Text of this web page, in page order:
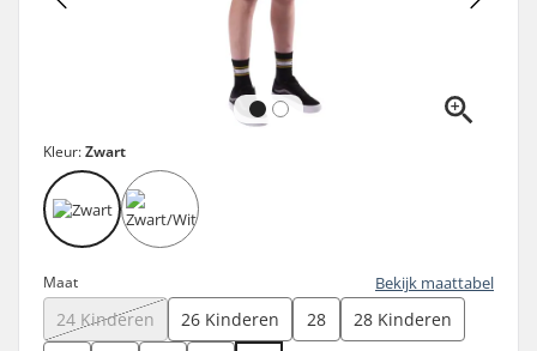
Kleur:Zwart
Maat Bekijk maattabel
24 Kinderen 26 Kinderen 28
28 Kinderen